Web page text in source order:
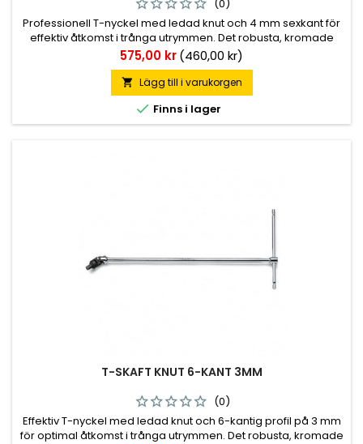
(0)
Professionell T-nyckel med ledad knut och 4 mm sexkant för
effektiv åtkomst i trånga utrymmen. Det robusta, kromade
stålet och den ergonomiska T-formade designen ger
maximal hävstångseffekt och stabilitet vid arbete med
insexskruvar. Verktyget har en total längd på 395 mm för
optimal precision.
Pris
575,00 kr(460,00 kr)
 Lägg till i varukorgen
 Finns i lager
T-SKAFT KNUT 6-KANT 3MM
(0)
Effektiv T-nyckel med ledad knut och 6-kantig profil på 3 mm
för optimal åtkomst i trånga utrymmen. Det robusta, kromade